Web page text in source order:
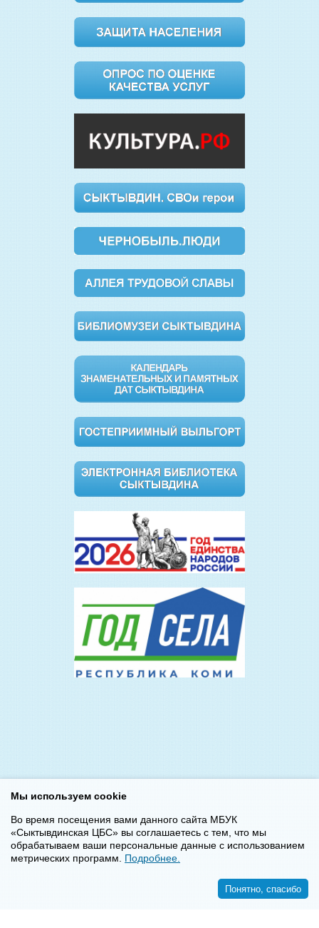
Мы используем cookie
Во время посещения вами данного сайта МБУК
«Сыктывдинская ЦБС» вы соглашаетесь с тем, что мы
обрабатываем ваши персональные данные с использованием
метрических программ. Подробнее.
Понятно, спасибо